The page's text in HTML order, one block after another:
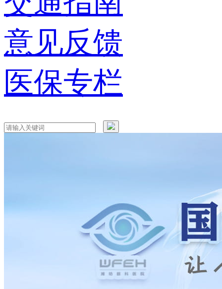
意见反馈
医保专栏